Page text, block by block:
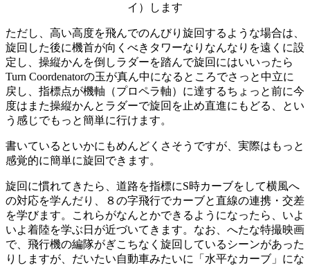
イ）します
ただし、高い高度を飛んでのんびり旋回するような場合は、
旋回した後に機首が向くべきタワーなりなんなりを遠くに設
定し、操縦かんを倒しラダーを踏んで旋回にはいいったら
Turn Coordenatorの玉が真ん中になるところでさっと中立に
戻し、指標点が機軸（プロペラ軸）に達するちょっと前に今
度はまた操縦かんとラダーで旋回を止め直進にもどる、とい
う感じでもっと簡単に行けます。
書いているといかにもめんどくさそうですが、実際はもっと
感覚的に簡単に旋回できます。
旋回に慣れてきたら、道路を指標にS時カーブをして横風へ
の対応を学んだり、８の字飛行でカーブと直線の連携 ・交差
を学びます。これらがなんとかできるようになったら、いよ
いよ着陸を学ぶ日が近づいてきます。なお、へたな特撮映画
で、飛行機の編隊がぎこちなく旋回しているシーンがあった
りしますが、だいたい自動車みたいに「水平なカーブ」にな